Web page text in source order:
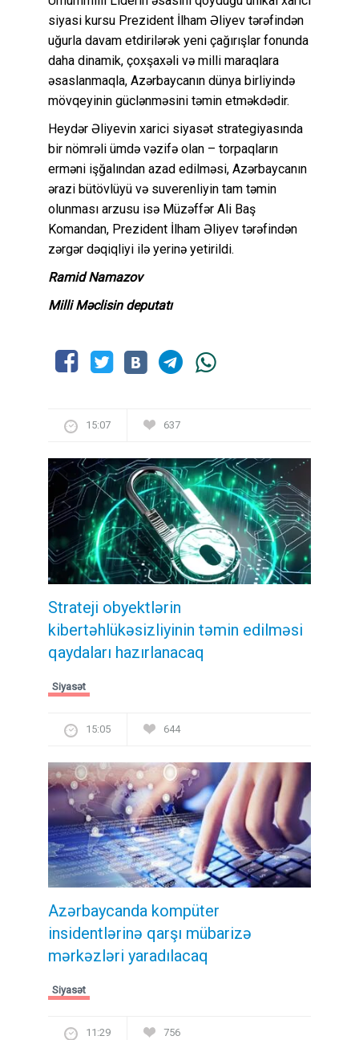
siyasi kursu Prezident İlham Əliyev tərəfindən
uğurla davam etdirilərək yeni çağırışlar fonunda
daha dinamik, çoxşaxəli və milli maraqlara
əsaslanmaqla, Azərbaycanın dünya birliyində
mövqeyinin güclənməsini təmin etməkdədir.
Heydər Əliyevin xarici siyasət strategiyasında
bir nömrəli ümdə vəzifə olan – torpaqların
erməni işğalından azad edilməsi, Azərbaycanın
ərazi bütövlüyü və suverenliyin tam təmin
olunması arzusu isə Müzəffər Ali Baş
Komandan, Prezident İlham Əliyev tərəfindən
zərgər dəqiqliyi ilə yerinə yetirildi.
Ramid Namazov
Milli Məclisin deputatı
15:07 637
Strateji obyektlərin
kibertəhlükəsizliyinin təmin edilməsi
qaydaları hazırlanacaq
Siyasət
15:05 644
Azərbaycanda kompüter
insidentlərinə qarşı mübarizə
mərkəzləri yaradılacaq
Siyasət
11:29 756